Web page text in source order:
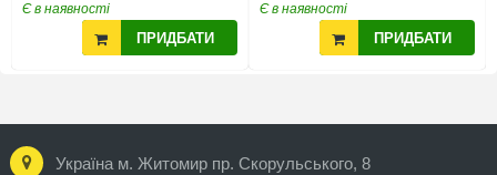
Є в наявності
ПРИДБАТИ
Є в наявності
ПРИДБАТИ
Україна м. Житомир пр. Скорульського, 8